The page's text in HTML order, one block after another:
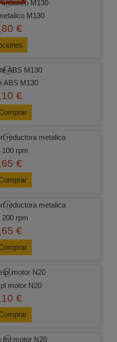
M130
€
ABS M130
€
100 rpm
€
200 rpm
€
motor N20
€